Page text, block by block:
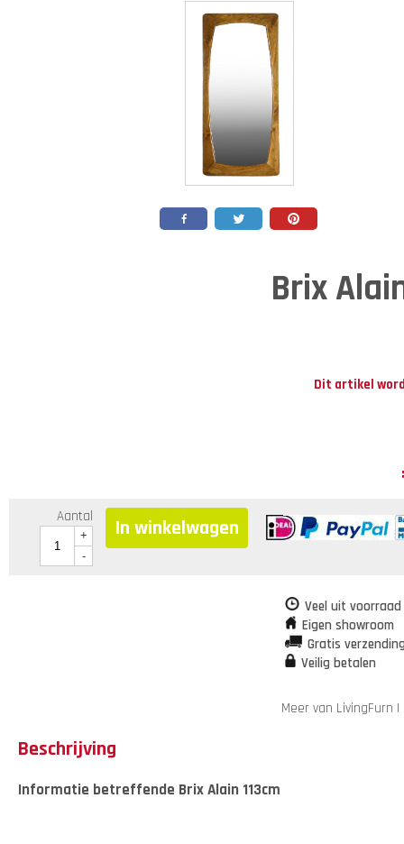
Brix
Dit artikel
Aantal
+
-
In winkelwagen
Veel uit
Eigen showroom
Gratis
Veilig betalen
Meer van LivingFurn
Beschrijving
Informatie betreffende Brix Alain 113cm